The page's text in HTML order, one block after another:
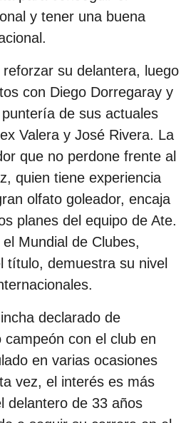
y tener una buena
su delantera, luego
con Diego Dorregaray y
de sus actuales
Valera y José Rivera. La
que no perdone frente al
quien tiene experiencia
olfato goleador, encaja
planes del equipo de Ate.
Mundial de Clubes,
título, demuestra su nivel
declarado de
campeón con el club en
en varias ocasiones
vez, el interés es más
delantero de 33 años